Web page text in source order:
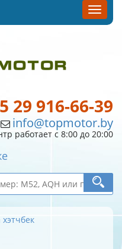
29 916-66-39
info@topmotor.by
работает с 8:00 до 20:00